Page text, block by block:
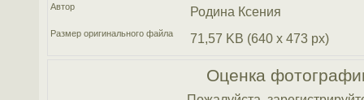
Автор Родина Ксения
Размер оригинального файла 71,57 KB (640 x 473 px)
Оценка